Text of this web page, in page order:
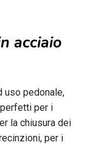
acciaio
uso pedonale,
per i
la chiusura dei
per i